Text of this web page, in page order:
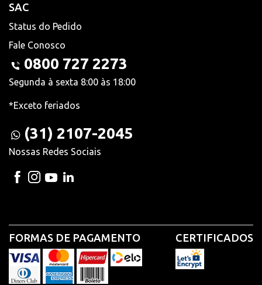
SAC
Status do Pedido
Fale Conosco
0800 727 2273
Segunda à sexta 8:00 às 18:00
*Exceto feriados
(31) 2107-2045
Nossas Redes Sociais
FORMAS DE PAGAMENTO CERTIFICADOS